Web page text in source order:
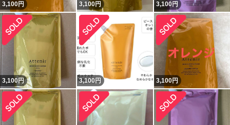
3,100円 3,100円 3,100円
3,100円 3,100 円 3,100円